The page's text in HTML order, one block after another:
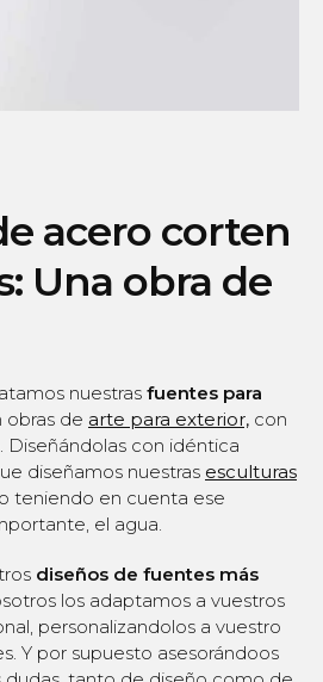
acero corten
Una obra de
nuestras fuentes para
obras de arte para exterior, con
Diseñándolas con idéntica
diseñamos nuestras esculturas
teniendo en cuenta ese
el agua.
diseños de fuentes más
los adaptamos a vuestros
personalizandolos a vuestro
Y por supuesto asesorándoos